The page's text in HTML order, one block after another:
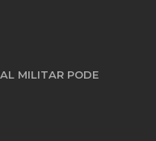
MILITAR PODE